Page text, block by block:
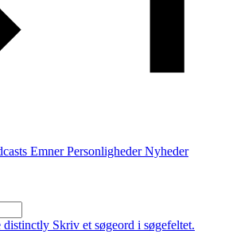
Emner Personligheder Nyheder
distinctly Skriv et søgeord i søgefeltet.